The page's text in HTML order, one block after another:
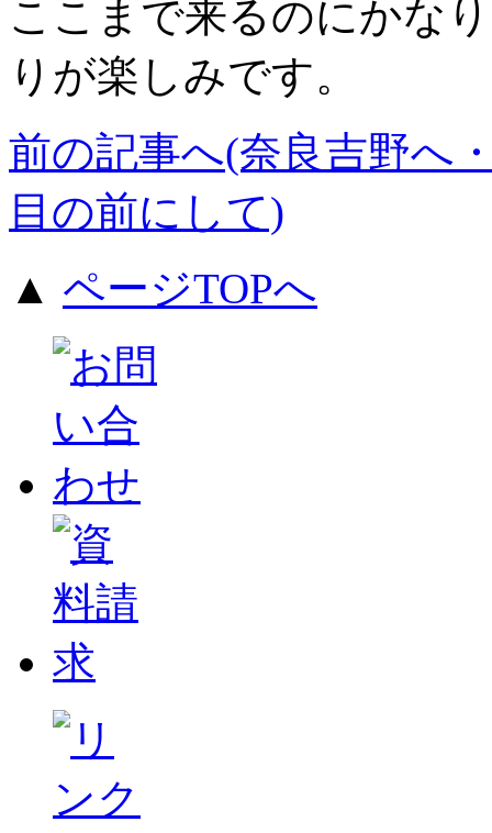
ここまで来るのにかな
りが楽しみです。
前の記事へ(奈良吉野へ
目の前にして)
▲ ページTOPへ